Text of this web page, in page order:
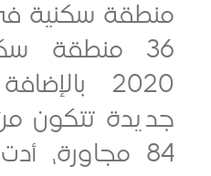
منطقة سكنية
2020 بالإضافة
مجاورة، أدت هذه